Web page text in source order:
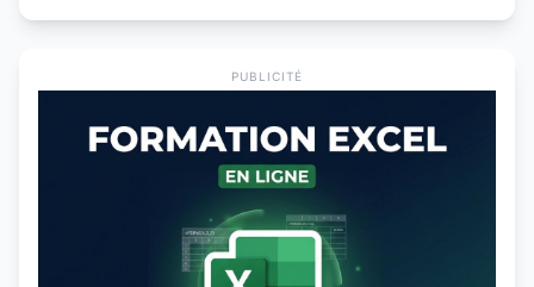
PUBLICITÉ